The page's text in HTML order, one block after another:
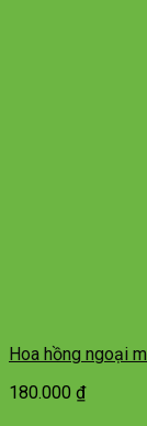
Hoa hồng ngoại
180.000 ₫